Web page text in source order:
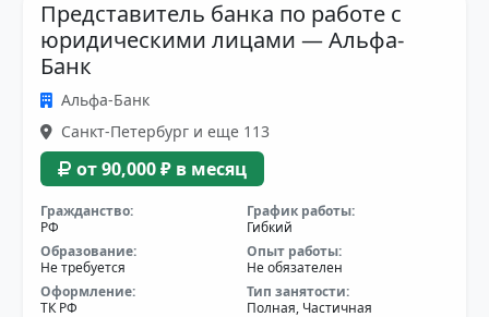
Представитель банка по работе с
юридическими лицами — Альфа-
Банк
Альфа-Банк
Санкт-Петербург и еще 113
от 90,000 ₽ в месяц
Гражданство:
РФ
График работы:
Гибкий
Образование:
Не требуется
Опыт работы:
Не обязателен
Оформление:
ТК РФ
Тип занятости:
Полная, Частичная